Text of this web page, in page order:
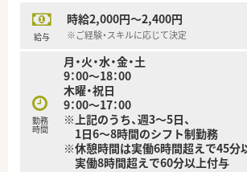
人ひとりとじっくり時間をかけて向き合い
です。
て、将来を見据えながら長く安定して働き
ります。
給与
時給2,000円～2,400円
※ご経験・スキルに応じて決定
勤務
時間
月・火・水・金・土
9：00～18：00
木曜・祝日
9：00～17：00
※上記のうち、週3～5日、
1日6～8時間のシフト制勤務
※休憩時間は実働6時間超えで45分
実働8時間超えで60分以上付与